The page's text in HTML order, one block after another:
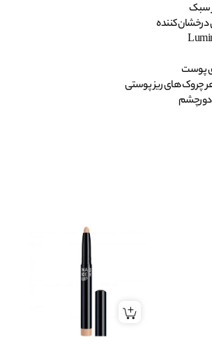
سبک
درخشان کننده
پوست
چروک های ریز پوستی
دورچشم